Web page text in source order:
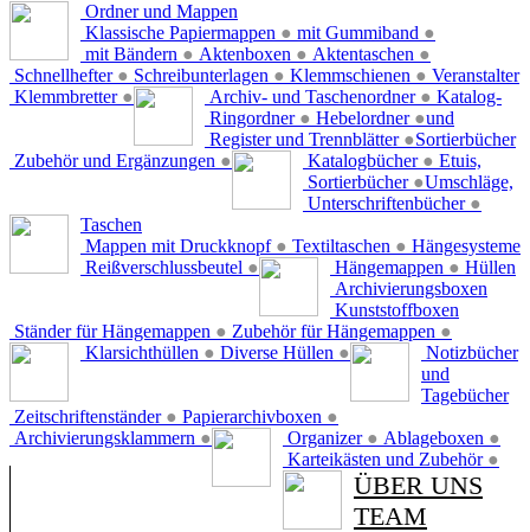
Ordner und Mappen
Klassische Papiermappen ● mit Gummiband ●
mit Bändern ● Aktenboxen ● Aktentaschen ●
Schnellhefter ● Schreibunterlagen ● Klemmschienen ●
Klemmbretter ●
Veranstalter
Archiv- und Taschenordner ●
Ringordner ● Hebelordner ●
Register und Trennblätter ●
Zubehör und Ergänzungen ●
Katalog-
und
Sortierbücher
Katalogbücher ●
Sortierbücher ●
Unterschriftenbücher ●
Etuis,
Umschläge,
Taschen
Mappen mit Druckknopf ● Textiltaschen ●
Reißverschlussbeutel ●
Hängesysteme
Hängemappen ●
Ständer für Hängemappen ● Zubehör für Hängemappen ●
Hüllen
Klarsichthüllen ● Diverse Hüllen ●
Archivierungsboxen
Zeitschriftenständer ● Papierarchivboxen ●
Archivierungsklammern ●
Kunststoffboxen
Organizer ● Ablageboxen ●
Karteikästen und Zubehör ●
Notizbücher
und
Tagebücher
ÜBER UNS
TEAM